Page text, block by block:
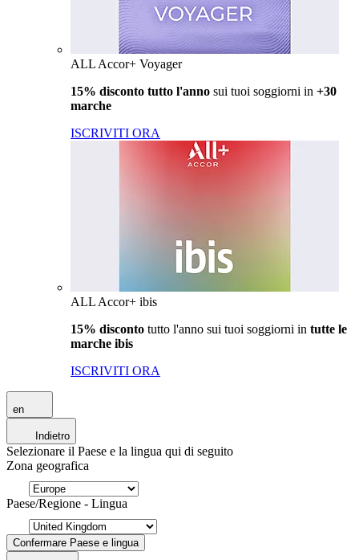
ALL Accor+ Voyager
15% disconto tutto l'anno sui tuoi soggiorni in +30
marche
ISCRIVITI ORA
ALL Accor+ ibis
15% disconto tutto l'anno sui tuoi soggiorni in tutte le
marche ibis
ISCRIVITI ORA
en
Indietro
Selezionare il Paese e la lingua qui di seguito
Zona geografica
Paese/Regione - Lingua
Confermare Paese e lingua